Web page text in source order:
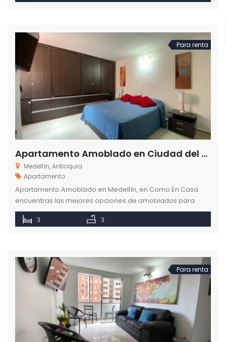
Para renta
Apartamento Amoblado en Ciudad del Río Medellín
Medellín, Antioquia
Apartamento
Apartamento Amoblado en Medellín, en Como En Casa
encuentras las mejores opciones de amoblados para
disfrutar un ambiente de armonía y bienestar.
3 3
Para renta